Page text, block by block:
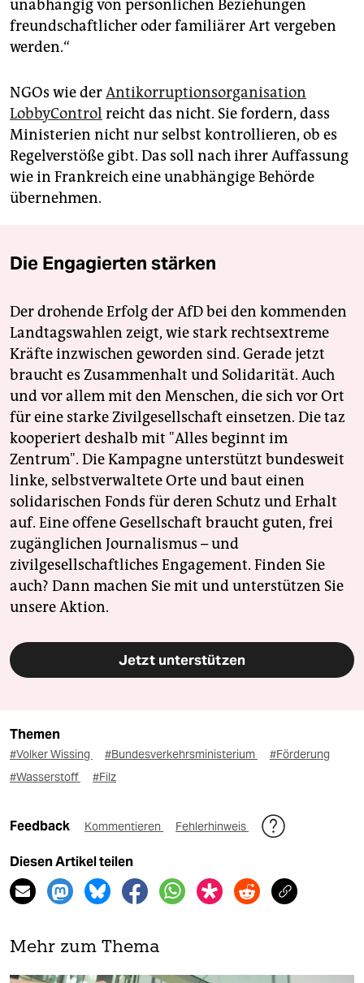
unabhängig von persönlichen Beziehungen
freundschaftlicher oder familiärer Art vergeben
werden.“
NGOs wie derAntikorruptionsorganisation
LobbyControl reicht das nicht. Sie fordern, dass
Ministerien nicht nur selbst kontrollieren, ob es
Regelverstöße gibt. Das soll nach ihrer Auffassung
wie in Frankreich eine unabhängige Behörde
übernehmen.
Die Engagierten stärken
Der drohende Erfolg der AfD bei den kommenden
Landtagswahlen zeigt, wie stark rechtsextreme
Kräfte inzwischen geworden sind. Gerade jetzt
braucht es Zusammenhalt und Solidarität. Auch
und vor allem mit den Menschen, die sich vor Ort
für eine starke Zivilgesellschaft einsetzen. Die taz
kooperiert deshalb mit "Alles beginnt im
Zentrum". Die Kampagne unterstützt bundesweit
linke, selbstverwaltete Orte und baut einen
solidarischen Fonds für deren Schutz und Erhalt
auf. Eine offene Gesellschaft braucht guten, frei
zugänglichen Journalismus – und
zivilgesellschaftliches Engagement. Finden Sie
auch? Dann machen Sie mit und unterstützen Sie
unsere Aktion.
Jetzt unterstützen
Themen
#Volker Wissing #Bundesverkehrsministerium
#Förderung
#Wasserstoff
#Filz
Feedback Kommentieren Fehlerhinweis
Diesen Artikel teilen
Mehr zum Thema